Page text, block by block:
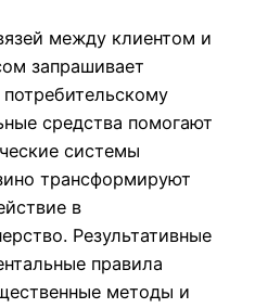
между клиентом и
запрашивает
средства помогают
системы
трансформируют
в
Результативные
правила
методы и